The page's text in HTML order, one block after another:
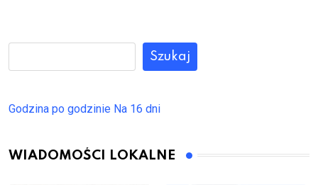
Szukaj
Godzina po godzinie Na 16 dni
WIADOMOŚCI LOKALNE